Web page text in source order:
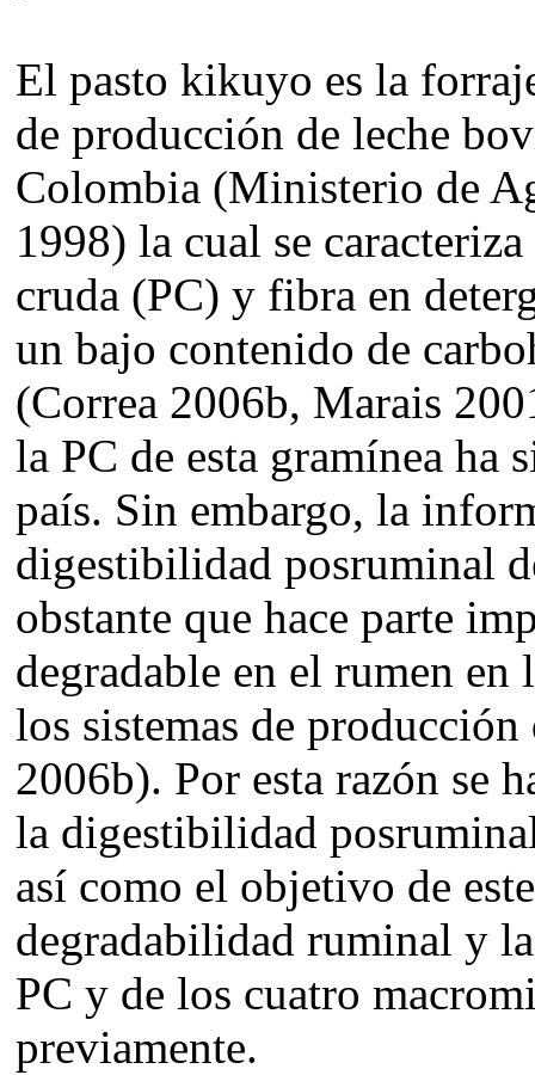
El pasto kikuyo es la
de producción de leche
Colombia (Ministerio de
1998) la cual se
cruda (PC) y fibra en
un bajo contenido de
(Correa 2006b, Marais
la PC de esta gramínea ha
país. Sin embargo, la
digestibilidad posruminal
obstante que hace parte
degradable en el rumen en
los sistemas de
2006b). Por esta razón se
la digestibilidad
así como el objetivo de
degradabilidad ruminal y
PC y de los cuatro
previamente.